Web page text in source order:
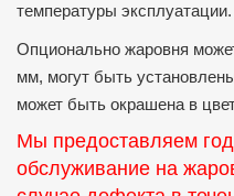
температуры эксплуатации.
Опционально жаровня
мм, могут быть
может быть окрашена в
Мы предоставляем
обслуживание на